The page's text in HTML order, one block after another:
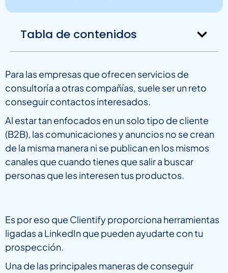
Tabla de contenidos
Para las empresas que ofrecen servicios de
consultoría a otras compañías, suele ser un reto
conseguir contactos interesados.
Al estar tan enfocados en un solo tipo de cliente
(B2B), las comunicaciones y anuncios no se crean
de la misma manera ni se publican en los mismos
canales que cuando tienes que salir a buscar
personas que les interesen tus productos.
Es por eso que Clientify proporciona herramientas
ligadas a LinkedIn que pueden ayudarte con tu
prospección.
Una de las principales maneras de conseguir